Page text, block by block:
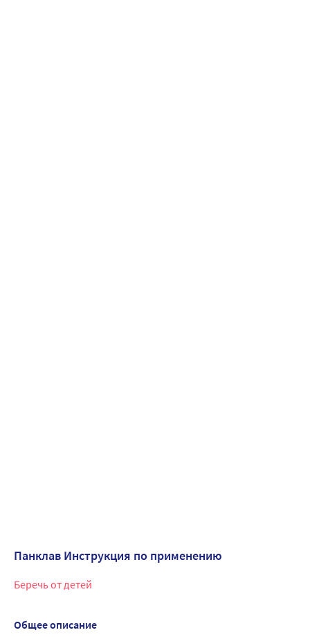
Панклав Инструкция по применению
Беречь от детей
Общее описание